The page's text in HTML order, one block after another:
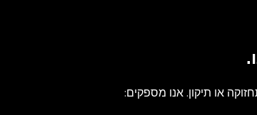
או תיקון. אנו מספקים: